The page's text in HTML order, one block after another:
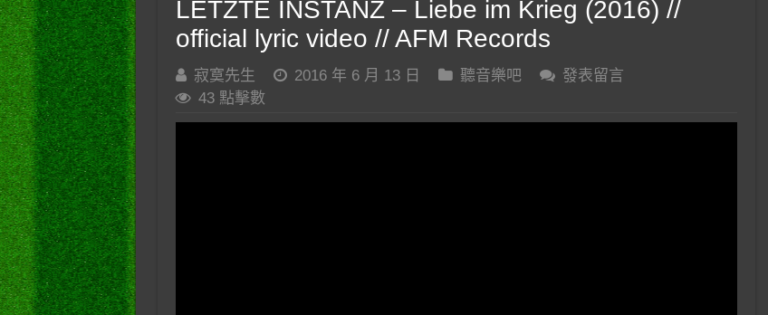
LETZTE INSTANZ – Liebe im Krieg (2016) //
official lyric video // AFM Records
寂寞先生 2016 年 6 月 13 日 聽音樂吧
發表留言
43 點擊數